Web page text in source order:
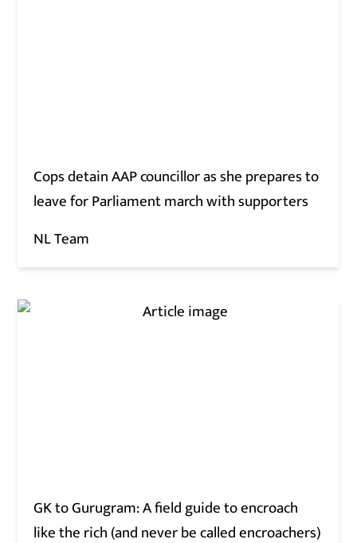
Cops detain AAP councillor as she prepares to
leave for Parliament march with supporters
NL Team
GK to Gurugram: A field guide to encroach
like the rich (and never be called encroachers)